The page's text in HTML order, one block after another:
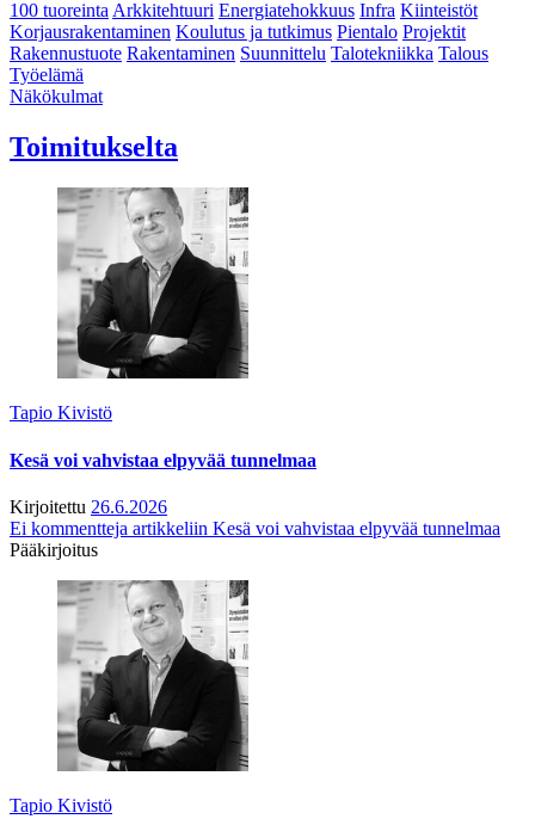
100 tuoreintaArkkitehtuuri Energiatehokkuus Infra Kiinteistöt
Korjausrakentaminen Koulutus ja tutkimus Pientalo Projektit
Rakennustuote Rakentaminen Suunnittelu Talotekniikka Talous
Työelämä
Näkökulmat
Toimitukselta
Tapio Kivistö
Kesä voi vahvistaa elpyvää tunnelmaa
Kirjoitettu 26.6.2026
Ei kommentteja artikkeliin Kesä voi vahvistaa elpyvää tunnelmaa
Pääkirjoitus
Tapio Kivistö